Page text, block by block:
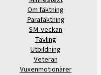
Om fäktning
Parafäktning
SM-veckan
Tävling
Utbildning
Veteran
Vuxenmotionärer